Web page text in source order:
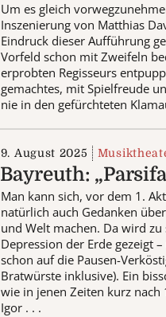
Um es gleich
Inszenierung von Matthias
Eindruck dieser Aufführung
Vorfeld schon mit Zweifeln
erprobten Regisseurs
gemachtes, mit Spielfreude
nie in den gefürchteten
9. August 2025
Bayreuth:
Man kann sich, vor dem 1.
natürlich auch Gedanken
und Welt machen. Da wird
Depression der Erde gezeigt
schon auf die Pausen-
Bratwürste inklusive). Ein
wie in jenen Zeiten kurz
Igor . . .